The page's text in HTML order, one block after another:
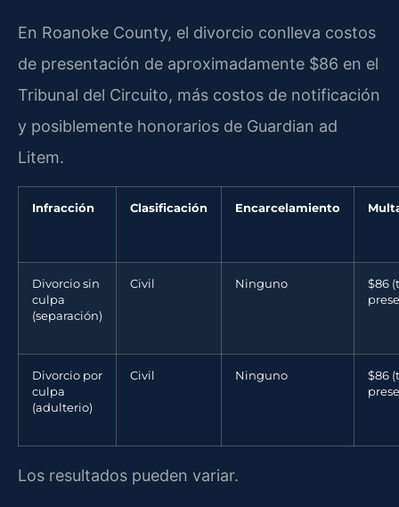
En Roanoke County, el divorcio conlleva costos
de presentación de aproximadamente $86 en el
Tribunal del Circuito, más costos de notificación
y posiblemente honorarios de Guardian ad
Litem.
Infracción Clasificación Encarcelamiento
Divorcio sin
culpa
(separación)
Civil Ninguno
$86
Divorcio por
culpa
(adulterio)
Civil Ninguno
$86
Los resultados pueden variar.